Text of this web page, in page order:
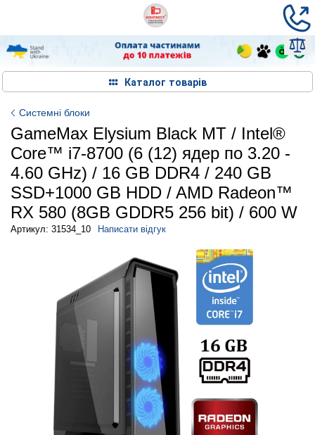
Каталог товарів
Системні блоки
GameMax Elysium Black MT / Intel®
Core™ i7-8700 (6 (12) ядер по 3.20 -
4.60 GHz) / 16 GB DDR4 / 240 GB
SSD+1000 GB HDD / AMD Radeon™
RX 580 (8GB GDDR5 256 bit) / 600 W
Артикул: 31534_10 Написати відгук